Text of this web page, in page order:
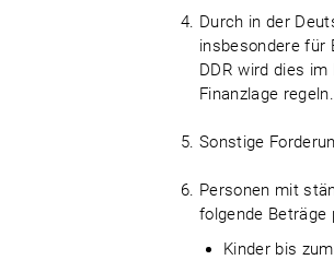
Durch in der
insbesondere für
DDR wird dies
Finanzlage regeln.
Sonstige
Personen mit
folgende Beträge
Kinder bis